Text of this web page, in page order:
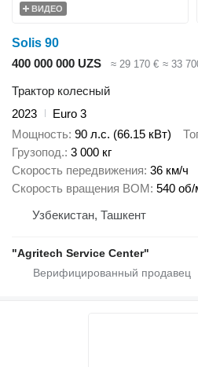
ВИДЕО
Solis 90
400 000 000 UZS
≈ 29 170 € ≈ 33
Трактор колесный
2023
Euro 3
Мощность 90 л.с. (66.15 кВт)
Грузопод. 3 000 кг
Скорость передвижения 36 км/ч
Скорость вращения ВОМ 540
Узбекистан, Ташкент
"Agritech Service Center"